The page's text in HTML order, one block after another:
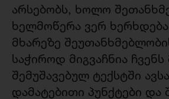
არსებობს, ხოლო
ხელმოწერა ვერ
მხარეზე
საჭიროდ მიგვაჩნია ჩვენს
შემუშავებულ ტექსტში
დამატებითი პუნქტები და